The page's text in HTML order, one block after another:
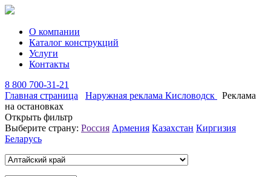
О компании
Каталог конструкций
Услуги
Контакты
8 800 700-31-21
Главная страница
Наружная реклама Кисловодск
Реклама
на остановках
Открыть фильтр
Выберите страну: Россия Армения Казахстан Киргизия
Беларусь